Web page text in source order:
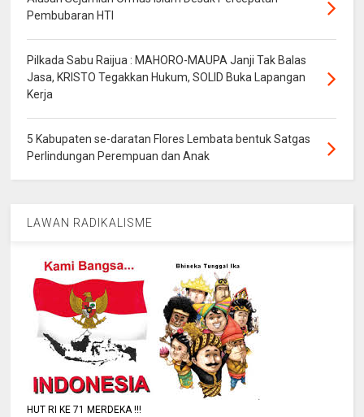
Pembubaran HTI
Pilkada Sabu Raijua : MAHORO-MAUPA Janji Tak Balas
Jasa, KRISTO Tegakkan Hukum, SOLID Buka Lapangan
Kerja
5 Kabupaten se-daratan Flores Lembata bentuk Satgas
Perlindungan Perempuan dan Anak
LAWAN RADIKALISME
HUT RI KE 71 MERDEKA !!!